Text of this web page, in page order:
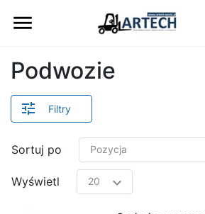
Podwozie
Filtry
Sortuj po
Wyświetl